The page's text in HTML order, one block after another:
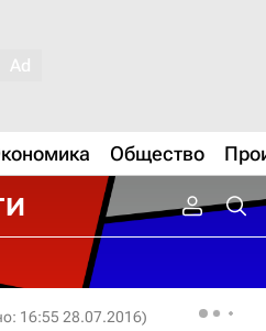
Общество
16:55 28.07.2016)